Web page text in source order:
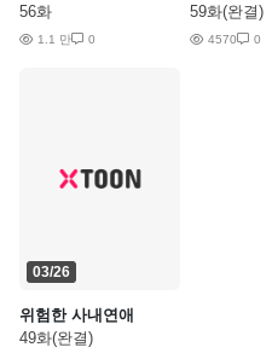
56화
1.1 만 0
59화(완결)
4570 0
03/26
위험한 사내연애
49화(완결)